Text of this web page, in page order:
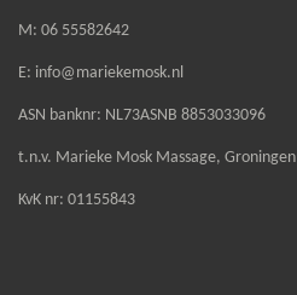
M: 06 55582642
E: info@mariekemosk.nl
ASN banknr: NL73ASNB 8853033096
t.n.v. Marieke Mosk Massage, Groningen
KvK nr: 01155843